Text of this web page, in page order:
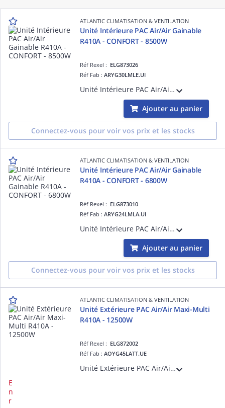
ATLANTIC CLIMATISATION & VENTILATION
Unité Intérieure PAC Air/Air Gainable
R410A - CONFORT - 8500W
Réf Rexel : ELG873026
Réf Fab :ARYG30LMLE.UI
Unité Intérieure PAC Air/Air Gainable R410A - CONFORT - 8500W - Dc inverter - Confort acoustique - Discrétion - Pression statique réglable de 30 à 150 pa - Télécommande filaire
Ajouter au panier
Connectez-vous pour voir vos prix et les stocks
ATLANTIC CLIMATISATION & VENTILATION
Unité Intérieure PAC Air/Air Gainable
R410A - CONFORT - 6800W
Réf Rexel : ELG873010
Réf Fab :ARYG24LMLA.UI
Unité Intérieure PAC Air/Air Gainable R410A - CONFORT - 6800W - Dc inverter - Confort acoustique - Discrétion - Pression statique réglable de 30 à 150 pa - Télécommande filaire
Ajouter au panier
Connectez-vous pour voir vos prix et les stocks
ATLANTIC CLIMATISATION & VENTILATION
Unité Extérieure PAC Air/Air Maxi-Multi
R410A - 12500W
Réf Rexel : ELG872002
Réf Fab :AOYG45LATT.UE
Unité Extérieure PAC Air/Air Maxi-Multi R410A - 12500W - Alimentation triphasée 400 V+N - Dc inverter - Double rotor
E
n
r